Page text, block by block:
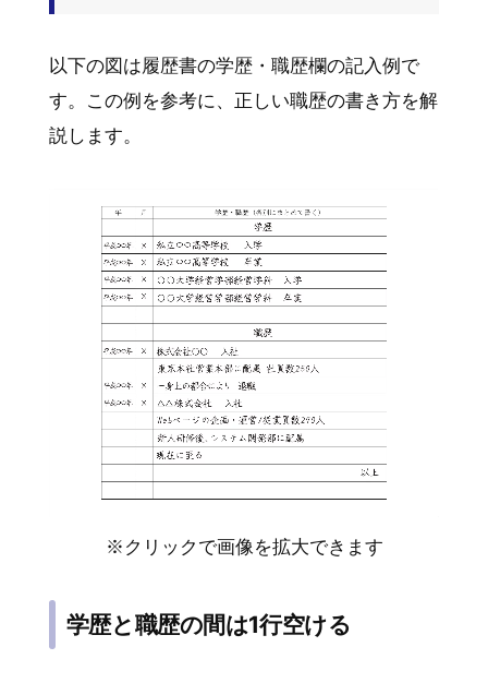
以下の図は履歴書の学歴・職歴欄の記入例で
す。この例を参考に、正しい職歴の書き方を解
説します。
※クリックで画像を拡大できます
学歴と職歴の間は1行空ける